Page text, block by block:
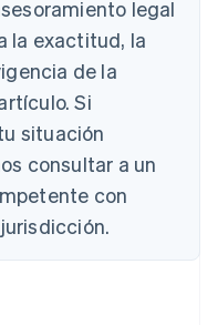
legal
la exactitud, la
de la
Si
situación
consultar a un
con